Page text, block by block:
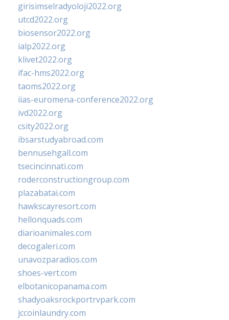
girisimselradyoloji2022.org
utcd2022.org
biosensor2022.org
ialp2022.org
klivet2022.org
ifac-hms2022.org
taoms2022.org
iias-euromena-conference2022.org
ivd2022.org
csity2022.org
ibsarstudyabroad.com
bennusehgall.com
tsecincinnati.com
roderconstructiongroup.com
plazabatai.com
hawkscayresort.com
hellonquads.com
diarioanimales.com
decogaleri.com
unavozparadios.com
shoes-vert.com
elbotanicopanama.com
shadyoaksrockportrvpark.com
jccoinlaundry.com